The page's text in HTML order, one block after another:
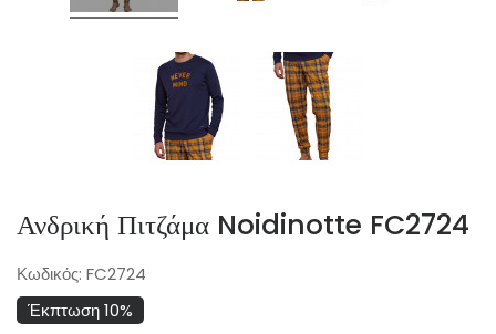
Ανδρική Πιτζάμα Noidinotte FC2724
Κωδικός: FC2724
Έκπτωση 10%